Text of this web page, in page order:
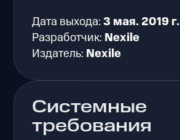
Дата выхода:3 мая. 2019 г.
Разработчик: Nexile
Издатель: Nexile
Системные
требования